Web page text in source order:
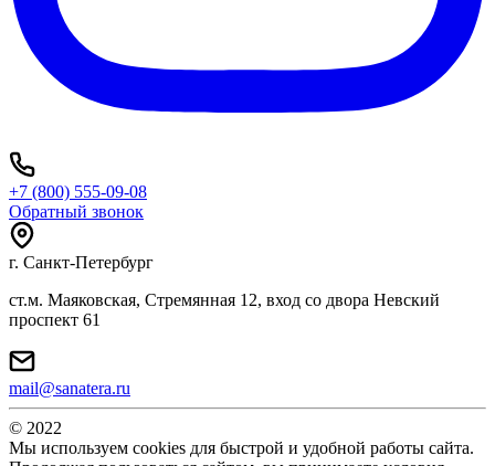
+7 (800) 555-09-08
Обратный звонок
г. Санкт-Петербург
ст.м. Маяковская, Стремянная 12, вход со двора Невский
проспект 61
mail@sanatera.ru
© 2022
Мы используем cookies для быстрой и удобной работы сайта.